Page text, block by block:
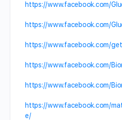
https://www.facebook.com/
https://www.facebook.com/
https://www.facebook.com/
https://www.facebook.com/
https://www.facebook.com/
https://www.facebook.com/
e/